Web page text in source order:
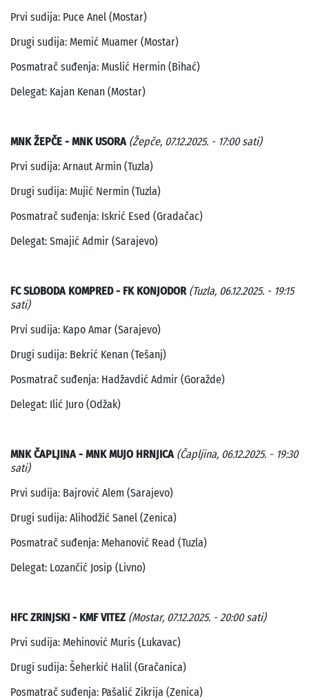
Prvi sudija: Puce Anel (Mostar)
Drugi sudija: Memić Muamer (Mostar)
Posmatrač suđenja: Muslić Hermin (Bihać)
Delegat: Kajan Kenan (Mostar)
MNK ŽEPČE - MNK USORA (Žepče, 07.12.2025. - 17:00 sati)
Prvi sudija: Arnaut Armin (Tuzla)
Drugi sudija: Mujić Nermin (Tuzla)
Posmatrač suđenja: Iskrić Esed (Gradačac)
Delegat: Smajić Admir (Sarajevo)
FC SLOBODA KOMPRED - FK KONJODOR (Tuzla, 06.12.2025. - 19:15
sati)
Prvi sudija: Kapo Amar (Sarajevo)
Drugi sudija: Bekrić Kenan (Tešanj)
Posmatrač suđenja: Hadžavdić Admir (Goražde)
Delegat: Ilić Juro (Odžak)
MNK ČAPLJINA - MNK MUJO HRNJICA (Čapljina, 06.12.2025. - 19:30
sati)
Prvi sudija: Bajrović Alem (Sarajevo)
Drugi sudija: Alihodžić Sanel (Zenica)
Posmatrač suđenja: Mehanović Read (Tuzla)
Delegat: Lozančić Josip (Livno)
HFC ZRINJSKI - KMF VITEZ (Mostar, 07.12.2025. - 20:00 sati)
Prvi sudija: Mehinović Muris (Lukavac)
Drugi sudija: Šeherkić Halil (Gračanica)
Posmatrač suđenja: Pašalić Zikrija (Zenica)